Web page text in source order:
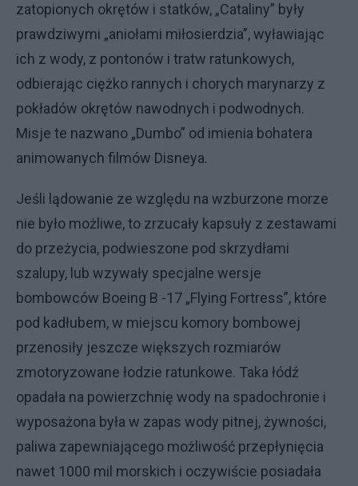
zatopionych okrętów i statków, „Cataliny” były
prawdziwymi „aniołami miłosierdzia”, wyławiając
ich z wody, z pontonów i tratw ratunkowych,
odbierając ciężko rannych i chorych marynarzy z
pokładów okrętów nawodnych i podwodnych.
Misje te nazwano „Dumbo” od imienia bohatera
animowanych filmów Disneya.
Jeśli lądowanie ze względu na wzburzone morze
nie było możliwe, to zrzucały kapsuły z zestawami
do przeżycia, podwieszone pod skrzydłami
szalupy, lub wzywały specjalne wersje
bombowców Boeing B -17 „Flying Fortress”, które
pod kadłubem, w miejscu komory bombowej
przenosiły jeszcze większych rozmiarów
zmotoryzowane łodzie ratunkowe. Taka łódź
opadała na powierzchnię wody na spadochronie i
wyposażona była w zapas wody pitnej, żywności,
paliwa zapewniającego możliwość przepłynięcia
nawet 1000 mil morskich i oczywiście posiadała